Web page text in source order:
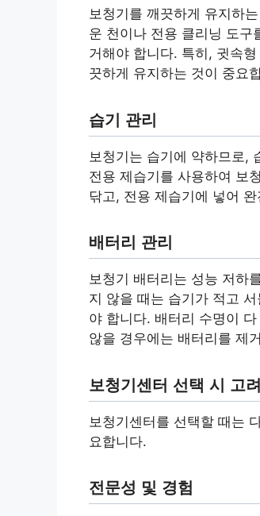
보청기를 깨끗하게 유지하
운 천이나 전용 클리닝 도구
거해야 합니다. 특히, 귓속
끗하게 유지하는 것이 중요
습기 관리
보청기는 습기에 약하므로,
전용 제습기를 사용하여 보
닦고, 전용 제습기에 넣어
배터리 관리
보청기 배터리는 성능 저하
지 않을 때는 습기가 적고
야 합니다. 배터리 수명이
않을 경우에는 배터리를 제
보청기센터 선택 시 고
보청기센터를 선택할 때는
요합니다.
전문성 및 경험